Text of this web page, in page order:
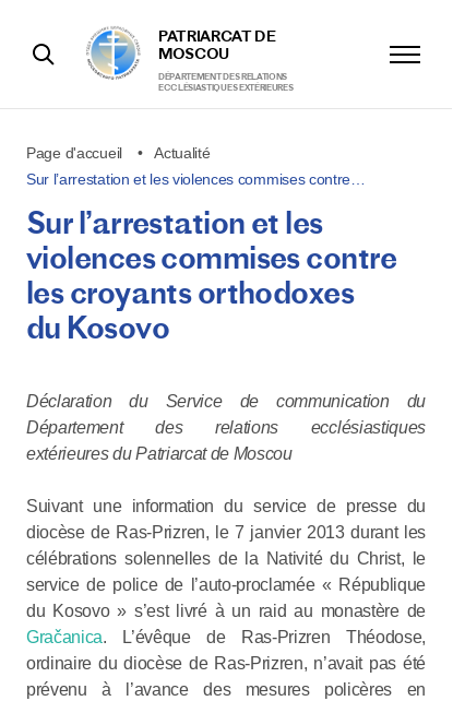
PATRIARCAT DE
MOSCOU
DÉPARTEMENT DES RELATIONS
ECCLÉSIASTIQUES EXTÉRIEURES
Page d'accueil
Actualité
Sur l’arrestation et les violences commises contre…
Sur l’arrestation et les
violences commises contre
les croyants orthodoxes
du Kosovo
Déclaration du Service de communication du
Département des relations ecclésiastiques
extérieures du Patriarcat de Moscou
Suivant une information du service de presse du
diocèse de Ras-Prizren, le 7 janvier 2013 durant les
célébrations solennelles de la Nativité du Christ, le
service de police de l’auto-proclamée « République
du Kosovo » s’est livré à un raid au monastère de
Gračanica. L’évêque de Ras-Prizren Théodose,
ordinaire du diocèse de Ras-Prizren, n’avait pas été
prévenu à l’avance des mesures policères en